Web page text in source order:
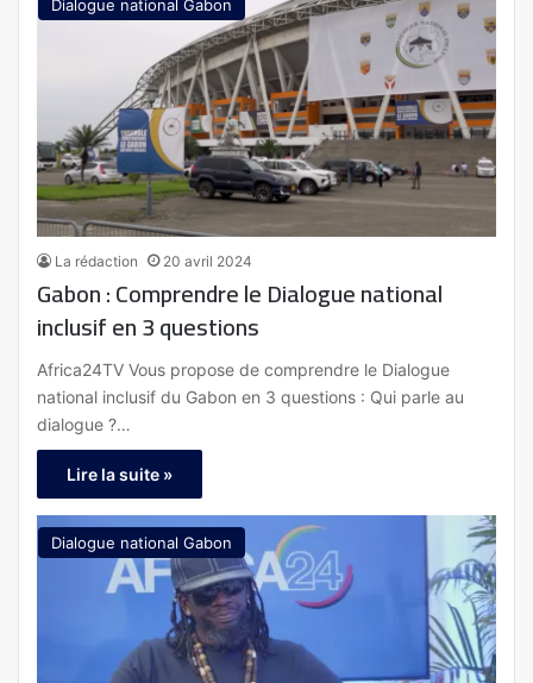
Dialogue national Gabon
La rédaction 20 avril 2024
Gabon : Comprendre le Dialogue national
inclusif en 3 questions
Africa24TV Vous propose de comprendre le Dialogue
national inclusif du Gabon en 3 questions : Qui parle au
dialogue ?…
Lire la suite »
Dialogue national Gabon